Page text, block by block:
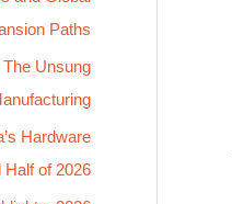
Paths
Unsung
Hardware
Half of 2026